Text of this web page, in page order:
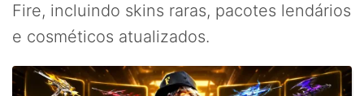
Fire, incluindo skins raras, pacotes lendários
e cosméticos atualizados.